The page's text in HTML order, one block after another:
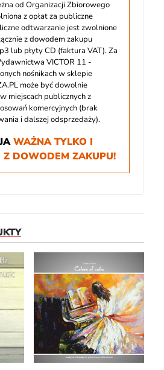
od Organizacji Zbiorowego
z opłat za publiczne
odtwarzanie jest zwolnione
z dowodem zakupu
lub płyty CD (faktura VAT). Za
VICTOR 11 -
nośnikach w sklepie
może być dowolnie
miejscach publicznych z
komercyjnych (brak
i dalszej odsprzedaży).
WAŻNA TYLKO I
Z DOWODEM ZAKUPU!